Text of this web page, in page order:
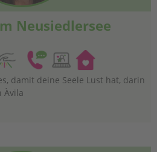
Neusiedlersee
damit deine Seele Lust hat, darin
Àvila